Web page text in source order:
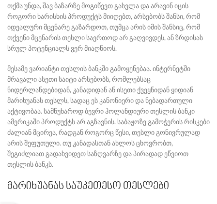
თქმა უნდა, შავ ბაზარზე მოგიწევთ გასვლა და არავინ იცის
როგორი ხარისხის პროდუქტს მიიღებთ, არსებობს შანსი, რომ
იდეალური მცენარე გაზარდოთ, თუმცა არის იმის შანსიც, რომ
თქვენი მცენარის თესლი საერთოდ არ გაღვივდეს, ან ზრდისას
სრულ პოტენციალს ვერ მიაღწიოს.
მესამე ვარიანტი თესლის ბანკში გამოყენებაა. ინტერნეტში
მრავალი ასეთი საიტი არსებობს, რომლებსაც
ნიდერლანდებიდან, კანადიდან ან ისეთი ქვეყნიდან ყიდიან
მარიხუანას თესლს, სადაც ეს კანონიერი და ნებადართული
აქტივობაა. სამწუხაროდ ბევრი ჰოლანდიური თესლის ბანკი
ამერიკაში პროდუქტს არ აგზავნის. საბაჟოზე გამოჭერის რისკები
ძალიან მცირეა, რადგან როგორც წესი, თესლი გონივრულად
არის შეფუთული. თუ კანადასთან ახლოს ცხოვრობთ,
შეგიძლიათ გადახვიდეთ საზღვარზე და პირადად ეწვიოთ
თესლის ბანკს.
მარიხუანას საუკეთესო თესლები